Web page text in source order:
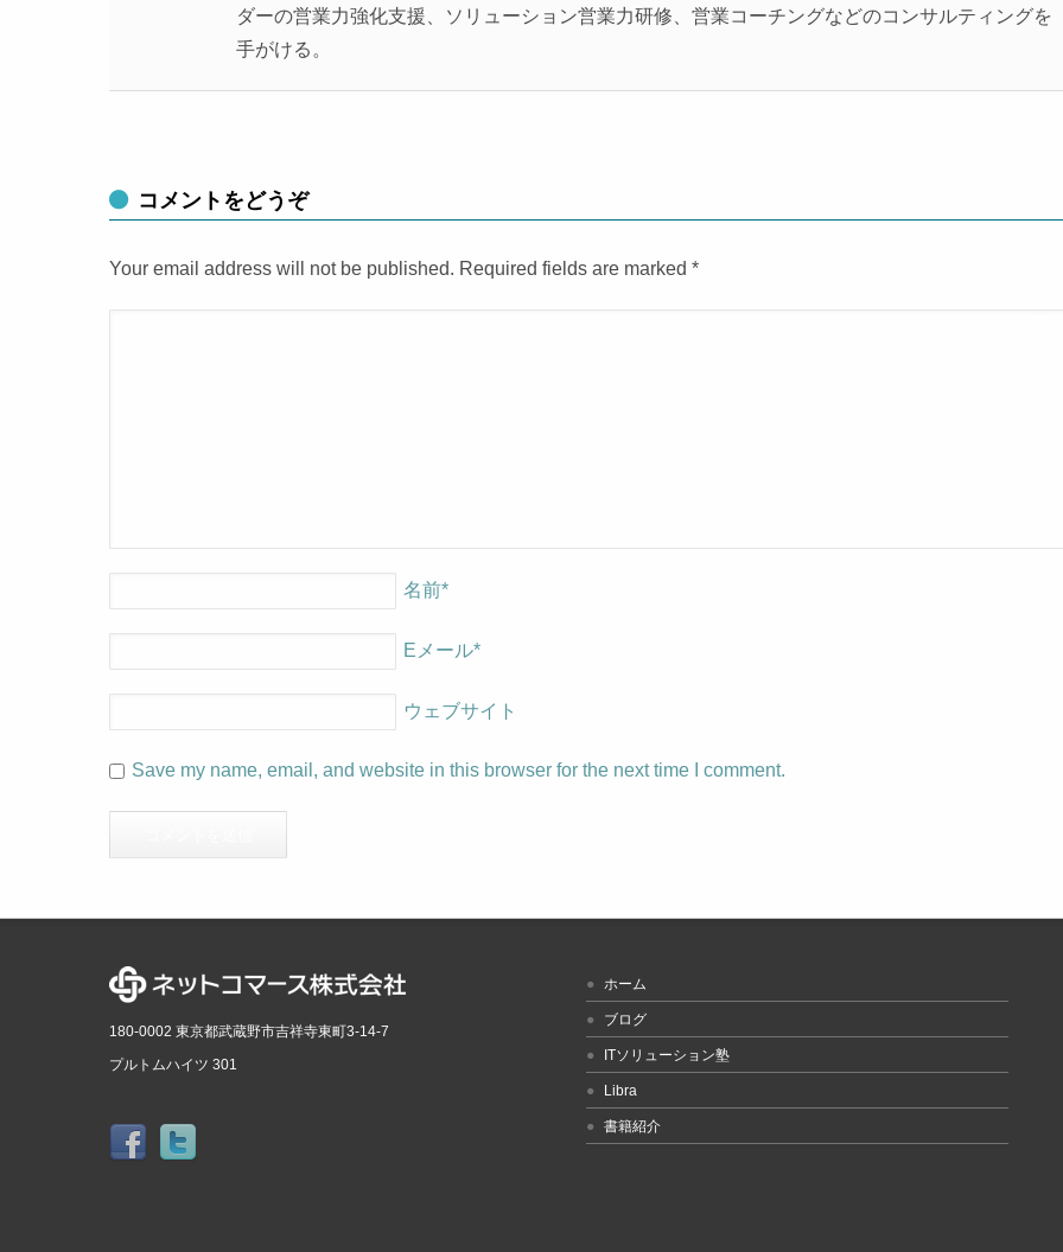
ダーの営業力強化支援、ソリューション営業力研修、営業コーチングなどのコンサルティングを
手がける。
コメントをどうぞ
Your email address will not be published. Required fields are marked *
名前*
Eメール*
ウェブサイト
Save my name, email, and website in this browser for the next time I comment.
180-0002 東京都武蔵野市吉祥寺東町3-14-7
プルトムハイツ 301
ホーム
ブログ
ITソリューション塾
Libra
書籍紹介